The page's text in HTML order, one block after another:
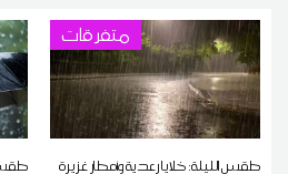
متفرقات
طقس الليلة: خلايا رعدية وأمطار غزيرة
طقس